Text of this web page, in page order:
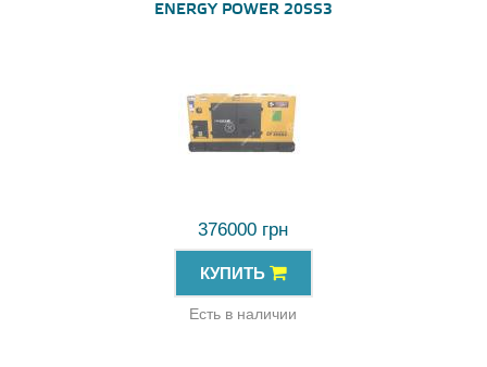
ENERGY POWER 20SS3
376000 грн
КУПИТЬ
Есть в наличии